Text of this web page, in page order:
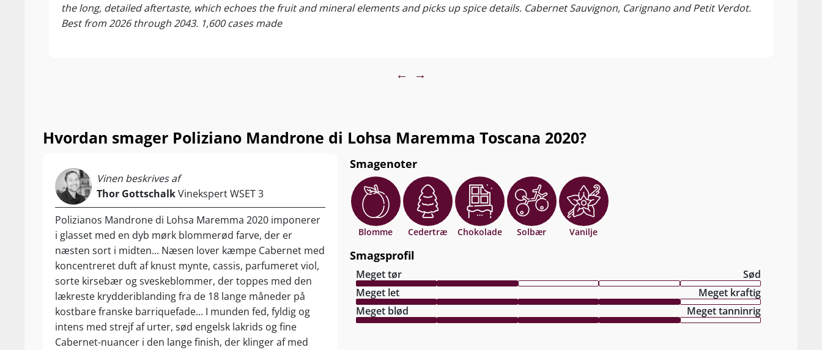
Nyd vinen til oksekød, lam, vildt, gris, simreretter, kraftige pastaretter
og modne oste. Servér ved 16-18°C.
the long, detailed aftertaste, which echoes the fruit and mineral elements and picks up spice details. Cabernet Sauvignon, Carignano and Petit Verdot.
Best from 2026 through 2043. 1,600 cases made
← →
Hvordan smager Poliziano Mandrone di Lohsa Maremma Toscana 2020?
Vinen beskrives af
Thor GottschalkVinekspert WSET 3
Polizianos Mandrone di Lohsa Maremma 2020 imponerer
i glasset med en dyb mørk blommerød farve, der er
næsten sort i midten... Næsen lover kæmpe Cabernet med
koncentreret duft af knust mynte, cassis, parfumeret viol,
sorte kirsebær og sveskeblommer, der toppes med den
lækreste krydderiblanding fra de 18 lange måneder på
kostbare franske barriquefade... I munden fed, fyldig og
intens med strejf af urter, sød engelsk lakrids og fine
Cabernet-nuancer i den lange finish, der klinger af med
Smagenoter
Blomme Cedertræ Chokolade Solbær Vanilje
Smagsprofil
Meget tør
Sød
Meget let
Meget kraftig
Meget blød
Meget tanninrig